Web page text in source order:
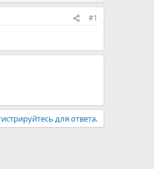
#1
для ответа.